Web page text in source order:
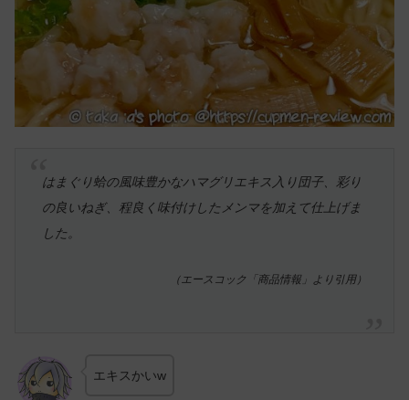
はまぐり蛤の風味豊かなハマグリエキス入り団子、彩り
の良いねぎ、程良く味付けしたメンマを加えて仕上げま
した。
（エースコック「商品情報」より引用）
エキスかいw